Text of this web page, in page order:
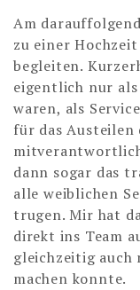
Am
zu einer
begleiten.
eigentlich nur
waren, als
für das Austeilen
dann sogar das
alle weiblichen
trugen. Mir hat
direkt ins Team
gleichzeitig auch
machen konnte.